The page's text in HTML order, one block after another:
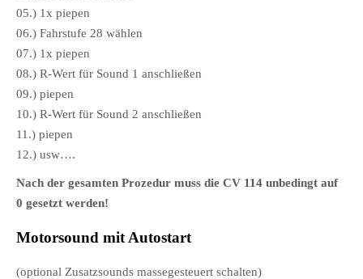
05.) 1x piepen
06.) Fahrstufe 28 wählen
07.) 1x piepen
08.) R-Wert für Sound 1 anschließen
09.) piepen
10.) R-Wert für Sound 2 anschließen
11.) piepen
12.) usw….
Nach der gesamten Prozedur muss die CV 114 unbedingt auf
0 gesetzt werden!
Motorsound mit Autostart
(optional Zusatzsounds massegesteuert schalten)